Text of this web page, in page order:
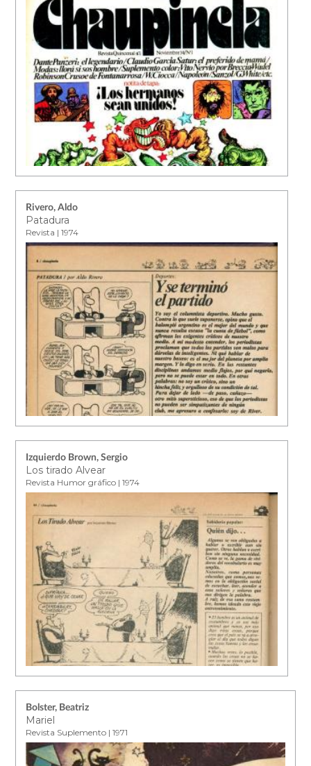
Rivero, Aldo
Patadura
Revista | 1974
Izquierdo Brown, Sergio
Los tirado Alvear
Revista Humor gráfico | 1974
Bolster, Beatriz
Mariel
Revista Suplemento | 1971